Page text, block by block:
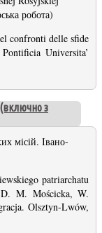
робота)
confronti delle sfide
Universita’
з
місій. Івано-
patriarchatu
M. Mościcka, W.
Olsztyn-Lwów,